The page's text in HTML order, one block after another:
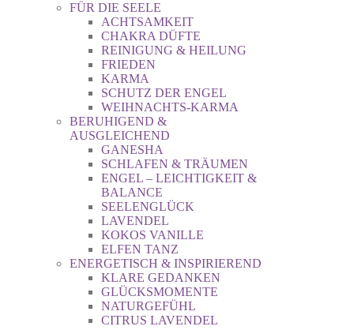
FÜR DIE SEELE
ACHTSAMKEIT
CHAKRA DÜFTE
REINIGUNG & HEILUNG
FRIEDEN
KARMA
SCHUTZ DER ENGEL
WEIHNACHTS-KARMA
BERUHIGEND &
AUSGLEICHEND
GANESHA
SCHLAFEN & TRÄUMEN
ENGEL – LEICHTIGKEIT &
BALANCE
SEELENGLÜCK
LAVENDEL
KOKOS VANILLE
ELFEN TANZ
ENERGETISCH & INSPIRIEREND
KLARE GEDANKEN
GLÜCKSMOMENTE
NATURGEFÜHL
CITRUS LAVENDEL